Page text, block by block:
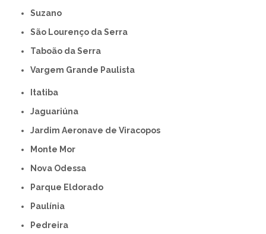
Suzano
São Lourenço da Serra
Taboão da Serra
Vargem Grande Paulista
Itatiba
Jaguariúna
Jardim Aeronave de Viracopos
Monte Mor
Nova Odessa
Parque Eldorado
Paulínia
Pedreira